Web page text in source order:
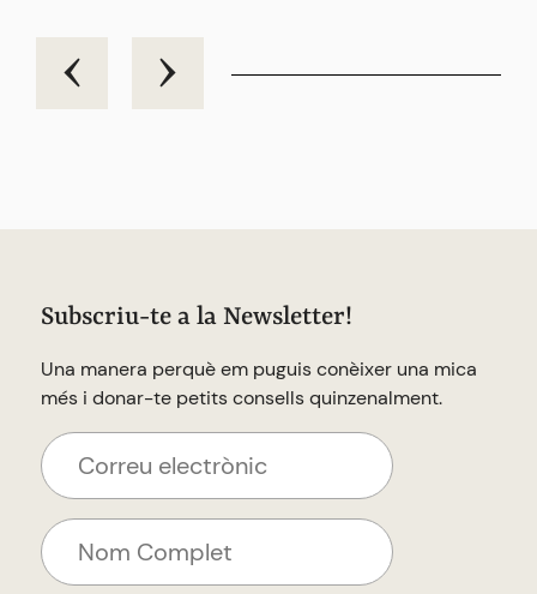
Subscriu-te a la Newsletter!
Una manera perquè em puguis conèixer una mica
més i donar-te petits consells quinzenalment.